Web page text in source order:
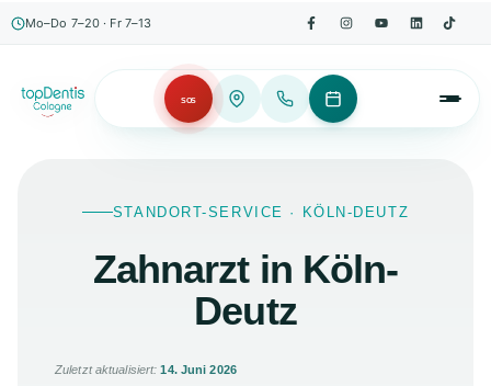
Mo–Do 7–20 · Fr 7–13
SOS
STANDORT-SERVICE · KÖLN-DEUTZ
Zahnarzt in Köln-
Deutz
Zuletzt aktualisiert: 14. Juni 2026